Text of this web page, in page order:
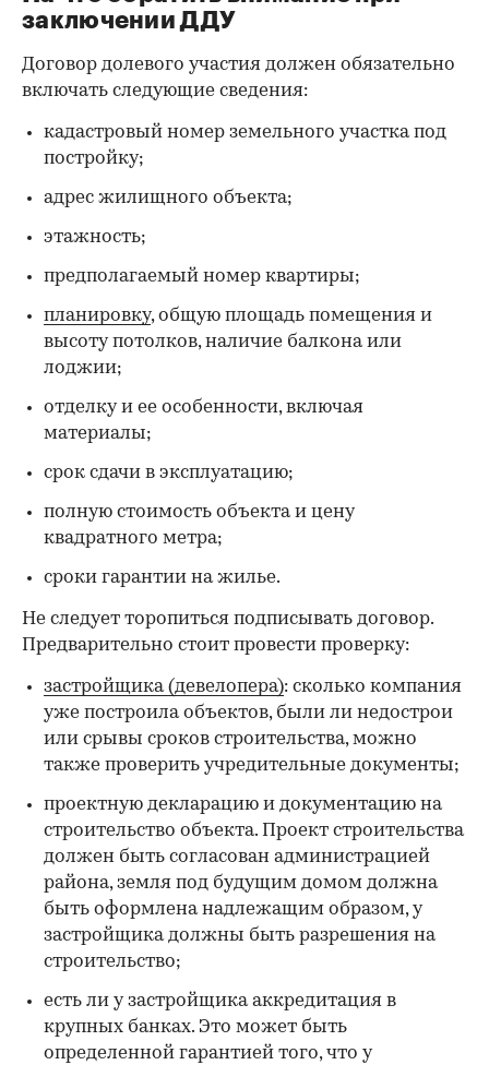
заключении ДДУ
Договор долевого участия должен обязательно
включать следующие сведения:
кадастровый номер земельного участка под
постройку;
адрес жилищного объекта;
этажность;
предполагаемый номер квартиры;
планировку, общую площадь помещения и
высоту потолков, наличие балкона или
лоджии;
отделку и ее особенности, включая
материалы;
срок сдачи в эксплуатацию;
полную стоимость объекта и цену
квадратного метра;
сроки гарантии на жилье.
Не следует торопиться подписывать договор.
Предварительно стоит провести проверку:
застройщика (девелопера): сколько компания
уже построила объектов, были ли недострои
или срывы сроков строительства, можно
также проверить учредительные документы;
проектную декларацию и документацию на
строительство объекта. Проект строительства
должен быть согласован администрацией
района, земля под будущим домом должна
быть оформлена надлежащим образом, у
застройщика должны быть разрешения на
строительство;
есть ли у застройщика аккредитация в
крупных банках. Это может быть
определенной гарантией того, что у